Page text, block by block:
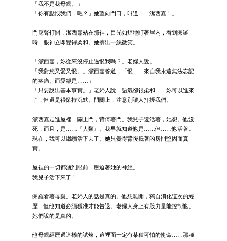
「我不是我母親。」
「你有點恨我們，嗯？」她望向門口，叫道：「潔西嘉！」
門應聲打開，潔西嘉站在那裡，目光如炬地盯著屋內，看到保羅
時，眼神立即變得柔和。她擠出一絲微笑。
「潔西嘉，妳從來沒停止過恨我嗎？」老婦人說。
「我對您又愛又恨。」潔西嘉答道，「恨——來自我永遠無法忘記
的疼痛。而愛卻是……」
「只要說出基本事實。」老婦人說，語氣卻很柔和，「妳可以進來
了，但還是得保持沉默。門關上，注意別讓人打擾我們。」
潔西嘉走進屋裡，關上門，背倚著門。我兒子還活著，她想。他沒
死，而且，是……『人類』。我早就知道他是……但……他活著。
現在，我可以繼續活下去了。她只覺得背後抵著的房門堅固而真
實。
屋裡的一切都湧到眼前，壓迫著她的神經。
我兒子活下來了！
保羅看著母親。老婦人的話是真的。他想離開，獨自消化這次的經
歷，但他知道必須獲准才能告退。老婦人身上有股力量能控制他。
她們說的是真的。
他母親經歷過這樣的試煉，這裡面一定有某種可怕的使命……那種